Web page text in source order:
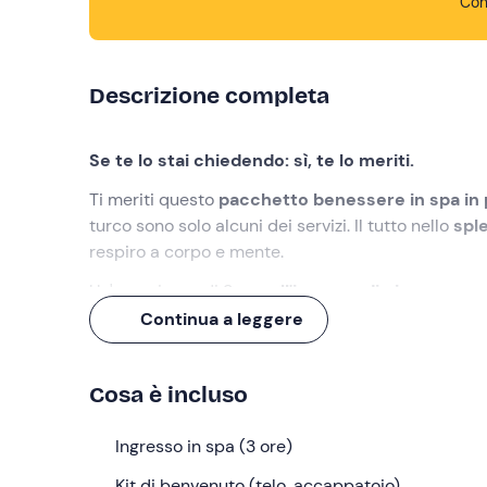
Descrizione completa
Se te lo stai chiedendo: sì, te lo meriti.
Ti meriti questo pacchetto benessere in spa in
turco sono solo alcuni dei servizi. Il tutto nello
respiro a corpo e mente.
Un'esperienza di 3 ore,all'insegna di piacere e
Cosa faremo
L'appuntamento è all'orario selezionato nel punto
hotel con spa incorniciato dalle montagne
All'accoglienza riceverete il
Continua a leggere
Cosa è incluso
Ingresso in spa (3 ore)